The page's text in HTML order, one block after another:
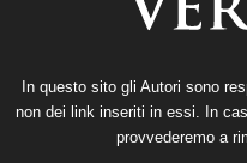
In questo sito gli Autori sono
non dei link inseriti in essi. In
provvederemo a